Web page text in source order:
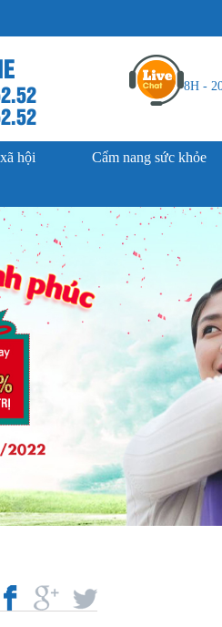
8H -
hội Cẩm nang sức khỏe